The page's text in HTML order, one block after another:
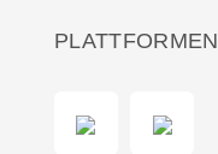
PLATTFORMEN